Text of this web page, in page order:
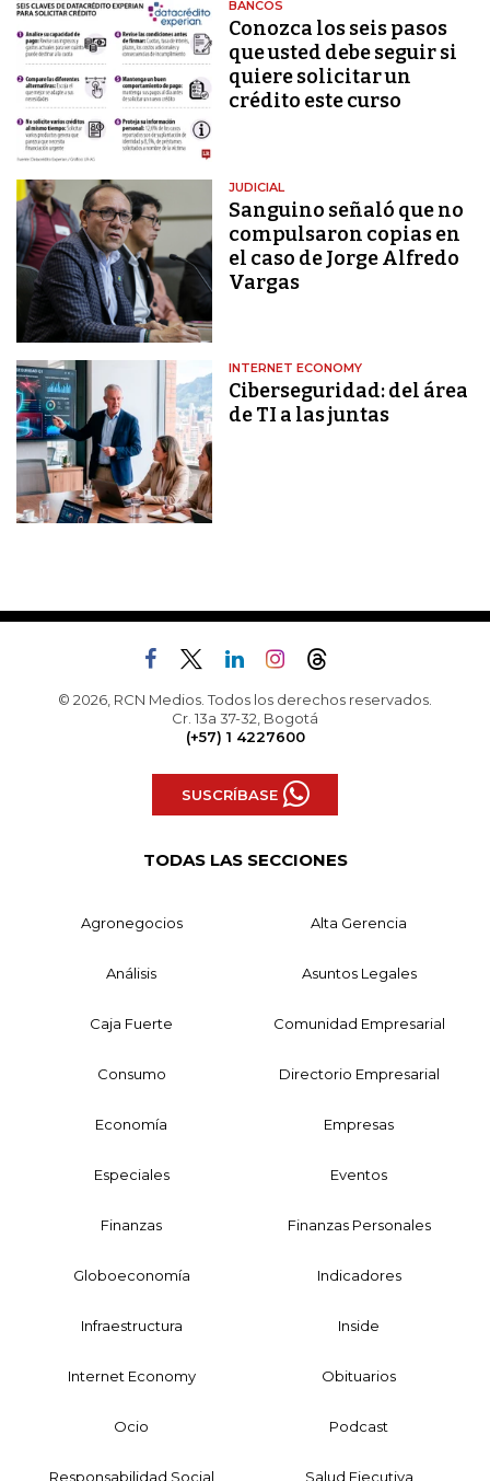
BANCOS
Conozca los seis pasos
que usted debe seguir si
quiere solicitar un
crédito este curso
JUDICIAL
Sanguino señaló que no
compulsaron copias en
el caso de Jorge Alfredo
Vargas
INTERNET ECONOMY
Ciberseguridad: del área
de TI a las juntas
© 2026, RCN Medios. Todos los derechos reservados.
Cr. 13a 37-32, Bogotá
(+57) 1 4227600
SUSCRÍBASE
TODAS LAS SECCIONES
Agronegocios Alta Gerencia
Análisis Asuntos Legales
Caja Fuerte Comunidad Empresarial
Consumo Directorio Empresarial
Economía Empresas
Especiales Eventos
Finanzas Finanzas Personales
Globoeconomía Indicadores
Infraestructura Inside
Internet Economy Obituarios
Ocio Podcast
Responsabilidad Social Salud Ejecutiva